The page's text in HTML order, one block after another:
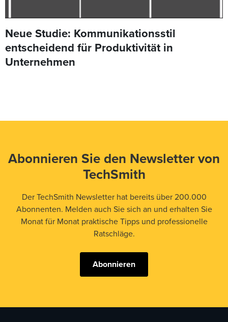
Neue Studie: Kommunikationsstil
entscheidend für Produktivität in
Unternehmen
Abonnieren Sie den Newsletter von
TechSmith
Der TechSmith Newsletter hat bereits über 200.000
Abonnenten. Melden auch Sie sich an und erhalten Sie
Monat für Monat praktische Tipps und professionelle
Ratschläge.
Abonnieren